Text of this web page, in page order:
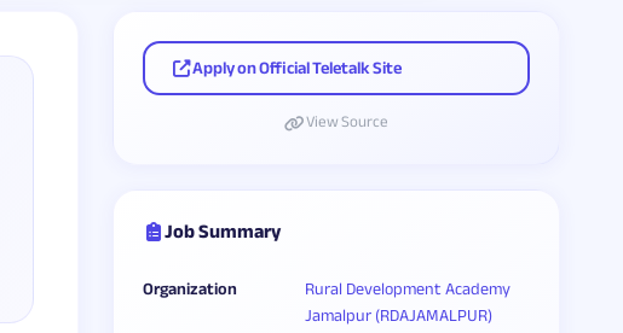
Apply on Official Teletalk Site
View Source
Job Summary
Organization
Rural Development Academy
Jamalpur (RDAJAMALPUR)